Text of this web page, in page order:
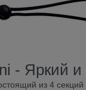
- Яркий
из 4